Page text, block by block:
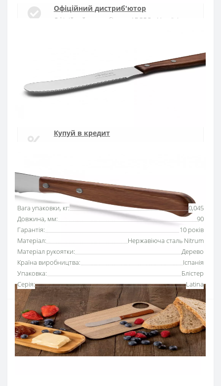
Основні характеристики Всі характеристики
Вага упаковки, кг:
0,045
Довжина, мм:
90
Гарантія:
10 років
Матеріал:
Нержавіюча сталь Nitrum
Матеріал рукоятки:
Дерево
Країна виробництва:
Іспанія
Упаковка:
Блістер
Серія:
Latina
Офіційний дистриб'ютор
Офіційний дистриб'ютор ARCOS в Україні
Доставка протягом 1-3 днів по Україні
Гарантія якості
Купуй в кредит
Лезо з нержавіючої мартенситной сталі з підвищеним
вмістом Хрому, що надає йому стійкість до корозії. Дана
сталь має мінімальну міцність 52 HRc. Ручки
виготовлені з пресованого дерева, з пластинами смоли
для поліпшення стійкості до впливу води. Штамповані